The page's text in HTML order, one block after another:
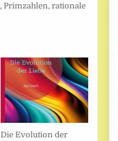
, Primzahlen,rationale
Die Evolution der